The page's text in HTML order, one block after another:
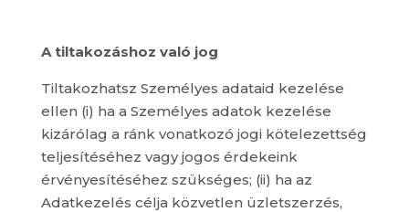
A tiltakozáshoz való jog
Tiltakozhatsz Személyes adataid kezelése
ellen (i) ha a Személyes adatok kezelése
kizárólag a ránk vonatkozó jogi kötelezettség
teljesítéséhez vagy jogos érdekeink
érvényesítéséhez szükséges; (ii) ha az
Adatkezelés célja közvetlen üzletszerzés,